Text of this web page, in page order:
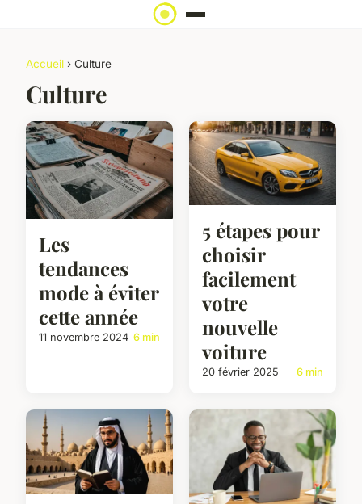
Accueil › Culture
Culture
Les
tendances
mode à éviter
cette année
11 novembre 2024 6 min
5 étapes pour
choisir
facilement
votre
nouvelle
voiture
20 février 2025 6 min